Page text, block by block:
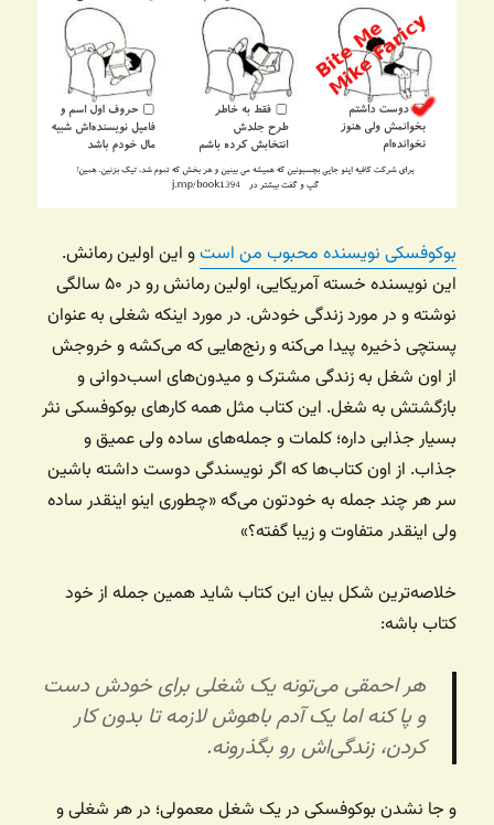
بوکوفسکی نویسنده محبوب من استو این اولین رمانش.
این نویسنده خسته آمریکایی، اولین رمانش رو در ۵۰ سالگی
نوشته و در مورد زندگی خودش. در مورد اینکه شغلی به عنوان
پستچی ذخیره پیدا می‌کنه و رنج‌هایی که می‌کشه و خروجش
از اون شغل به زندگی مشترک و میدون‌های اسب‌دوانی و
بازگشتش به شغل. این کتاب مثل همه کارهای بوکوفسکی نثر
بسیار جذابی داره؛ کلمات و جمله‌های ساده ولی عمیق و
جذاب. از اون کتاب‌ها که اگر نویسندگی دوست داشته باشین
سر هر چند جمله به خودتون می‌گه «چطوری اینو اینقدر ساده
ولی اینقدر متفاوت و زیبا گفته؟»
خلاصه‌ترین شکل بیان این کتاب شاید همین جمله از خود
کتاب باشه:
هر احمقی می‌تونه یک شغلی برای خودش دست
و پا کنه اما یک آدم باهوش لازمه تا بدون کار
کردن، زندگی‌اش رو بگذرونه.
و جا نشدن بوکوفسکی در یک شغل معمولی؛ در هر شغلی و